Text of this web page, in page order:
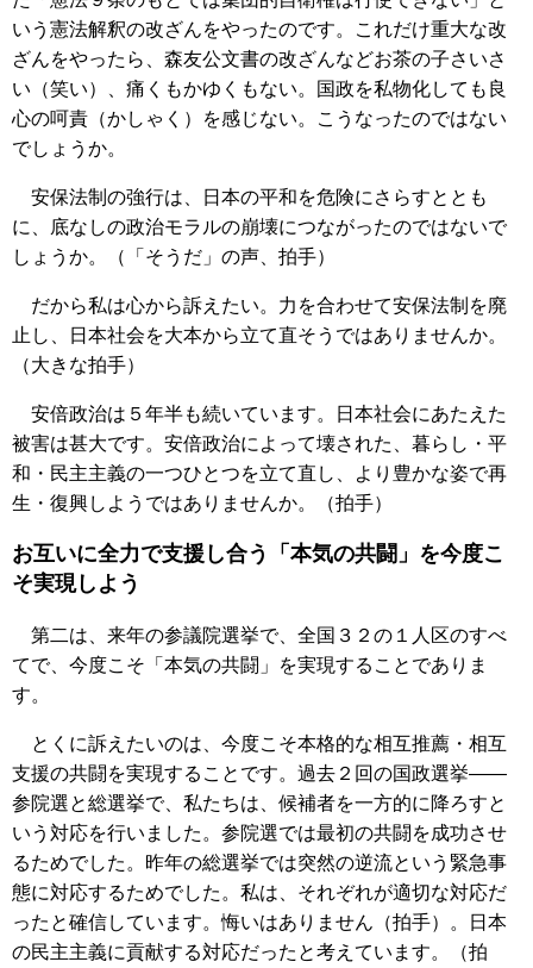
いう憲法解釈の改ざんをやったのです。これだけ重大な改
ざんをやったら、森友公文書の改ざんなどお茶の子さいさ
い（笑い）、痛くもかゆくもない。国政を私物化しても良
心の呵責（かしゃく）を感じない。こうなったのではない
でしょうか。
安保法制の強行は、日本の平和を危険にさらすととも
に、底なしの政治モラルの崩壊につながったのではないで
しょうか。（「そうだ」の声、拍手）
だから私は心から訴えたい。力を合わせて安保法制を廃
止し、日本社会を大本から立て直そうではありませんか。
（大きな拍手）
安倍政治は５年半も続いています。日本社会にあたえた
被害は甚大です。安倍政治によって壊された、暮らし・平
和・民主主義の一つひとつを立て直し、より豊かな姿で再
生・復興しようではありませんか。（拍手）
お互いに全力で支援し合う「本気の共闘」を今度こ
そ実現しよう
第二は、来年の参議院選挙で、全国３２の１人区のすべ
てで、今度こそ「本気の共闘」を実現することでありま
す。
とくに訴えたいのは、今度こそ本格的な相互推薦・相互
支援の共闘を実現することです。過去２回の国政選挙――
参院選と総選挙で、私たちは、候補者を一方的に降ろすと
いう対応を行いました。参院選では最初の共闘を成功させ
るためでした。昨年の総選挙では突然の逆流という緊急事
態に対応するためでした。私は、それぞれが適切な対応だ
ったと確信しています。悔いはありません（拍手）。日本
の民主主義に貢献する対応だったと考えています。（拍